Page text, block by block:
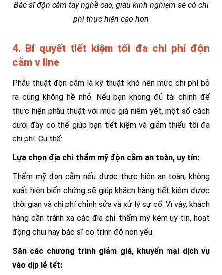
Bác sĩ độn cằm tay nghề cao, giàu kinh nghiệm sẽ có chi
phí thực hiện cao hơn
4. Bí quyết tiết kiệm tối đa chi phí độn
cằm v line
Phẫu thuật độn cằm là kỹ thuật khó nên mức chi phí bỏ
ra cũng không hề nhỏ. Nếu bạn không đủ tài chính để
thực hiện phẫu thuật với mức giá niêm yết, một số cách
dưới đây có thể giúp bạn tiết kiệm và giảm thiểu tối đa
chi phí. Cụ thể:
Lựa chọn địa chỉ thẩm mỹ độn cằm an toàn, uy tín:
Thẩm mỹ độn cằm nếu được thực hiện an toàn, không
xuất hiện biến chứng sẽ giúp khách hàng tiết kiệm được
thời gian và chi phí chỉnh sửa và xử lý sự cố. Vì vậy, khách
hàng cần tránh xa các địa chỉ thẩm mỹ kém uy tín, hoạt
động chui hay bác sĩ có trình độ non yếu.
Săn các chương trình giảm giá, khuyến mại dịch vụ
vào dịp lễ tết: